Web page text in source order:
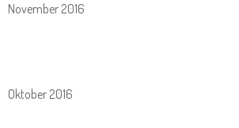
November 2016
Oktober 2016